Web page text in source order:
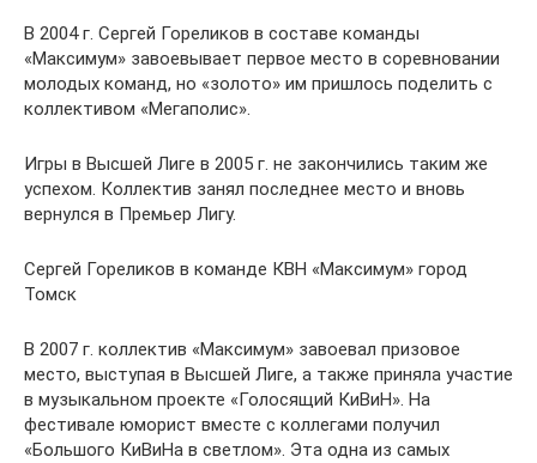
В 2004 г. Сергей Гореликов в составе команды
«Максимум» завоевывает первое место в соревновании
молодых команд, но «золото» им пришлось поделить с
коллективом «Мегаполис».
Игры в Высшей Лиге в 2005 г. не закончились таким же
успехом. Коллектив занял последнее место и вновь
вернулся в Премьер Лигу.
Сергей Гореликов в команде КВН «Максимум» город
Томск
В 2007 г. коллектив «Максимум» завоевал призовое
место, выступая в Высшей Лиге, а также приняла участие
в музыкальном проекте «Голосящий КиВиН». На
фестивале юморист вместе с коллегами получил
«Большого КиВиНа в светлом». Эта одна из самых